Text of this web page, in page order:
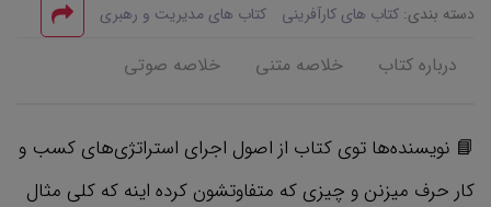
دسته بندی: کتاب های کارآفرینی کتاب های مدیریت و رهبری
درباره کتاب خلاصه متنی خلاصه صوتی
📘 نویسنده‌ها توی کتاب از اصول اجرای استراتژی‌های کسب و
کار حرف میزنن و چیزی که متفاوتشون کرده اینه که کلی مثال